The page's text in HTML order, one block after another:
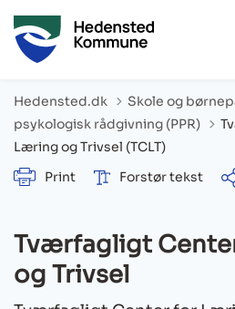
Hedensted.dk Skole og
psykologisk rådgivning (PPR)
Læring og Trivsel (TCLT)
Print
Forstør tekst
Tværfagligt
og Trivsel